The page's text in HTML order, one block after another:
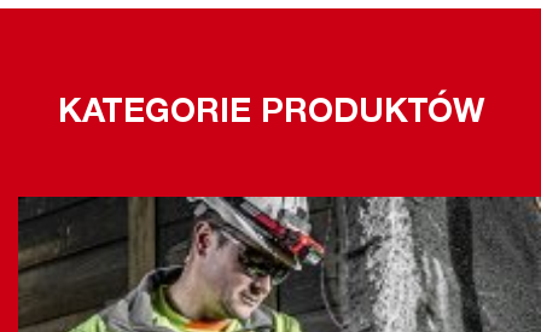
KATEGORIE PRODUKTÓW